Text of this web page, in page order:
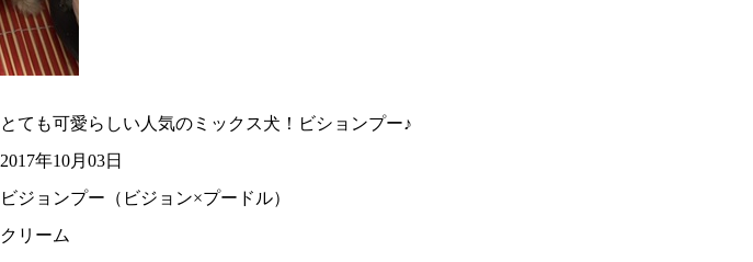
とても可愛らしい人気のミックス犬！ビションプー♪
2017年10月03日
ビジョンプー（ビジョン×プードル）
クリーム